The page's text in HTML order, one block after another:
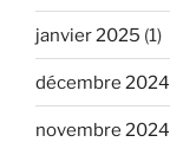
janvier 2025 (1)
décembre 2024
novembre 2024